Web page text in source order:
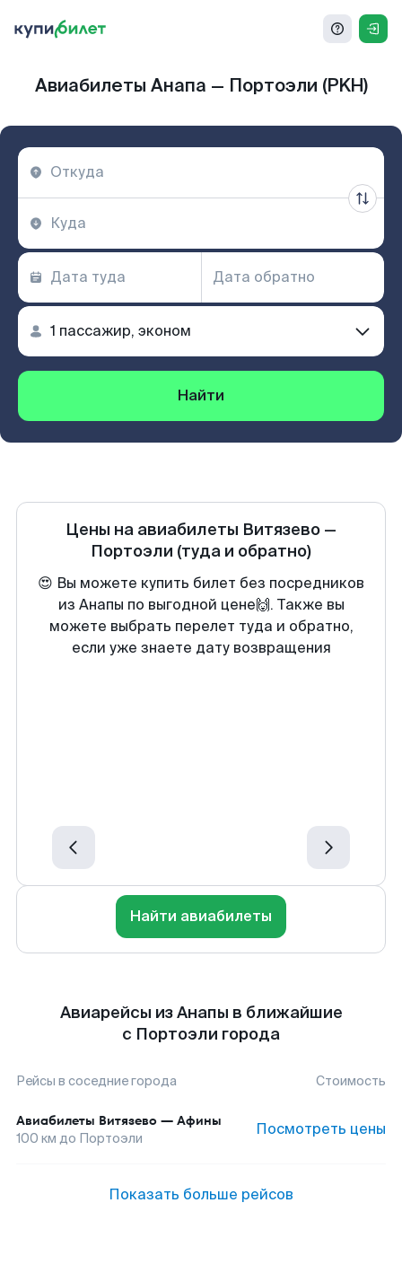
Авиабилеты Анапа — Портоэли (PKH)
Найти
Цены на авиабилеты Витязево —
Портоэли (туда и обратно)
😍 Вы можете купить билет без посредников
из Анапы по выгодной цене🙌. Также вы
можете выбрать перелет туда и обратно,
если уже знаете дату возвращения
Найти авиабилеты
Авиарейсы из Анапы в ближайшие
с Портоэли города
Рейсы в соседние города Стоимость
Авиабилеты Витязево — Афины
100 км до Портоэли Посмотреть цены
Показать больше рейсов